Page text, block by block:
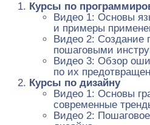
Курсы по
Видео 1: Основы
и примеры
Видео 2: Создание
пошаговыми
Видео 3: Обзор
по их
Курсы по дизайну
Видео 1: Основы
современные
Видео 2: